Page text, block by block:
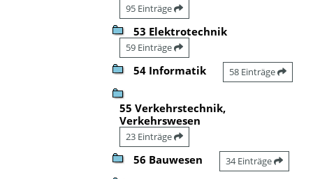
95 Einträge
53 Elektrotechnik
59 Einträge
54 Informatik 58 Einträge
55 Verkehrstechnik,
Verkehrswesen
23 Einträge
56 Bauwesen 34 Einträge